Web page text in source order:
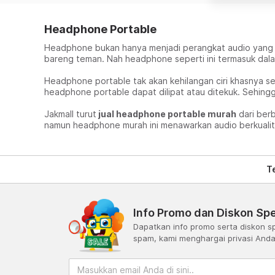
Headphone Portable
Headphone bukan hanya menjadi perangkat audio
bareng teman. Nah headphone seperti ini termasuk
Headphone portable tak akan kehilangan ciri khasnya
headphone portable dapat dilipat atau ditekuk.
Jakmall turut jual headphone portable murah dari
namun headphone murah ini menawarkan audio
Info Promo dan Diskon
Dapatkan info promo serta diskon
spam, kami menghargai privasi Anda